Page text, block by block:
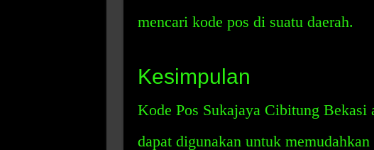
mencari kode pos di suatu daerah.
Kesimpulan
Kode Pos Sukajaya Cibitung Bekasi
dapat digunakan untuk